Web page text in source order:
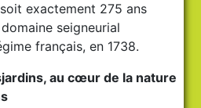
exactement 275 ans
seigneurial
français, en 1738.
au cœur de la nature